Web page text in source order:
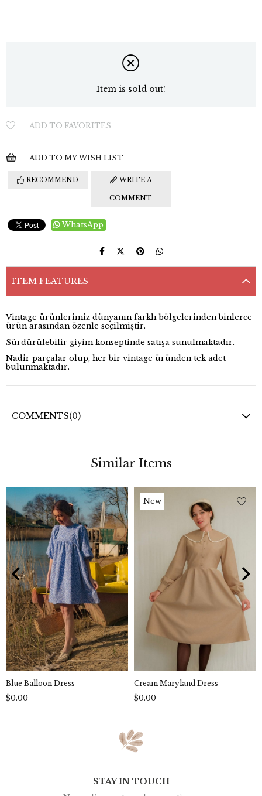
Item is sold out!
ADD TO FAVORITES
ADD TO MY WISH LIST
RECOMMEND WRITE A
COMMENT
WhatsApp
ITEM FEATURES
Vintage ürünlerimiz dünyanın farklı bölgelerinden binlerce
ürün arasından özenle seçilmiştir.
Sürdürülebilir giyim konseptinde satışa sunulmaktadır.
Nadir parçalar olup, her bir vintage üründen tek adet
bulunmaktadır.
COMMENTS(0)
Similar Items
Blue Balloon Dress
$0.00
Cream Maryland Dress
$0.00
New
STAY IN TOUCH